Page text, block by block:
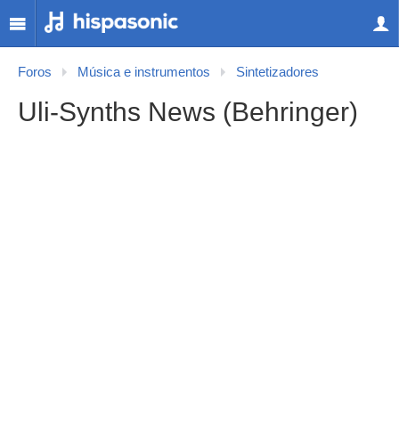
Foros Música e instrumentos Sintetizadores
Uli-Synths News (Behringer)